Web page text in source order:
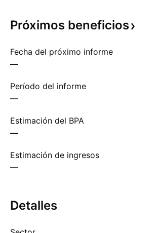
Próximos beneficios
Fecha del próximo informe
—
Período del informe
—
Estimación del BPA
—
Estimación de ingresos
—
Detalles